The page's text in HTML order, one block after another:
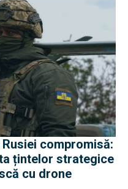
compromisă:
țintelor strategice
cu drone